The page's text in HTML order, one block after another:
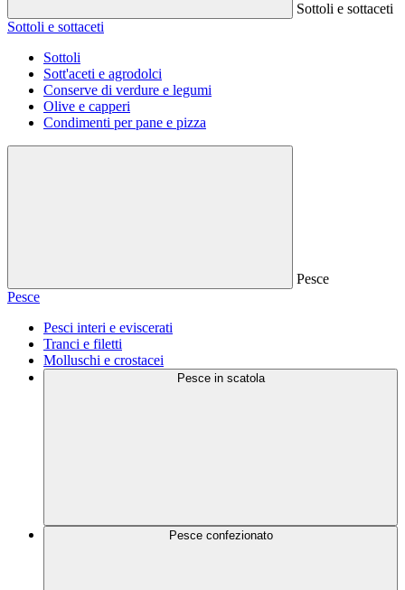
Sottoli e sottaceti
Sottoli e sottaceti
Sottoli
Sott'aceti e agrodolci
Conserve di verdure e legumi
Olive e capperi
Condimenti per pane e pizza
Pesce
Pesce
Pesci interi e eviscerati
Tranci e filetti
Molluschi e crostacei
Pesce in scatola
Pesce confezionato